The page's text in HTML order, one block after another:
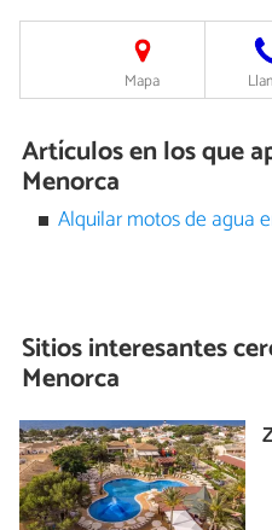
Mapa
Artículos en los que
Menorca
Alquilar motos de agua
Sitios interesantes
Menorca